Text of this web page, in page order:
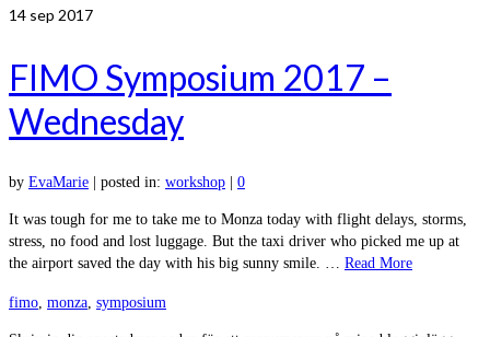
14 sep 2017
FIMO Symposium 2017 –
Wednesday
by EvaMarie posted in: workshop 0
It was tough for me to take me to Monza today with flight delays, storms,
stress, no food and lost luggage. But the taxi driver who picked me up at
the airport saved the day with his big sunny smile. … Read More
fimo, monza, symposium